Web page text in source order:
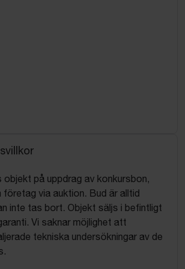
objekt på uppdrag av konkursbon,
företag via auktion. Bud är alltid
inte tas bort. Objekt säljs i befintligt
Vi saknar möjlighet att
tekniska undersökningar av de